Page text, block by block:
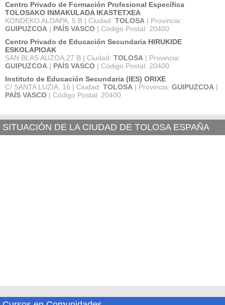
Centro Privado de Formación Profesional Específica
TOLOSAKO INMAKULADA IKASTETXEA
KONDEKO ALDAPA, 5 B | Ciudad: TOLOSA | Provincia:
GUIPUZCOA | PAÍS VASCO | Código Postal: 20400
Centro Privado de Educación Secundaria HIRUKIDE
ESKOLAPIOAK
SAN BLAS AUZOA,27 B | Ciudad: TOLOSA | Provincia:
GUIPUZCOA | PAÍS VASCO | Código Postal: 20400
Instituto de Educación Secundaria (IES) ORIXE
C/ SANTA LUZIA, 16 | Ciudad: TOLOSA | Provincia: GUIPUZCOA |
PAÍS VASCO | Código Postal: 20400
SITUACIÓN DE LA CIUDAD DE TOLOSA ESPAÑA